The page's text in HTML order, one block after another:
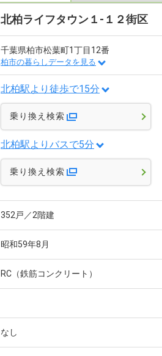
北柏ライフタウン１-１２街区
千葉県柏市松葉町1丁目12番
柏市の暮らしデータを見る
北柏駅より徒歩で15分
乗り換え検索
北柏駅よりバスで5分
乗り換え検索
352戸／2階建
昭和59年8月
RC（鉄筋コンクリート）
なし